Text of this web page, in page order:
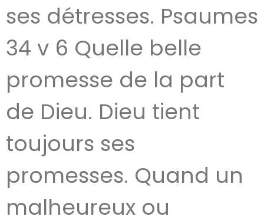
ses détresses. Psaumes
34 v 6 Quelle belle
promesse de la part
de Dieu. Dieu tient
toujours ses
promesses. Quand un
malheureux ou